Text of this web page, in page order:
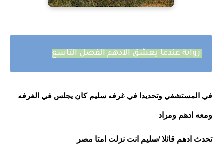
رواية عندما يعشق الادهم الفصل التاسع
ومعه ادهم ومراد
تحدث ادهم قائلا /سليم انت نزلت امتا مصر